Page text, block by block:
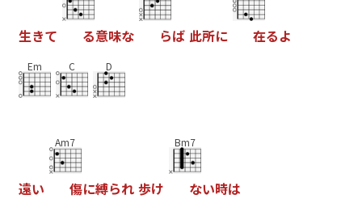
生きて る意味な らば 此所に 在るよ
Em C D
遠い
Am7
傷に縛られ 歩け
Bm7
ない時は